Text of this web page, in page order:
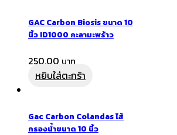
GAC Carbon Biosis ขนาด 10
นิ้ว ID1000 กะลามะพร้าว
250.00
หยิบใส่ตะกร้า
Gac Carbon Colandas ไส้
กรองน้ำขนาด 10 นิ้ว